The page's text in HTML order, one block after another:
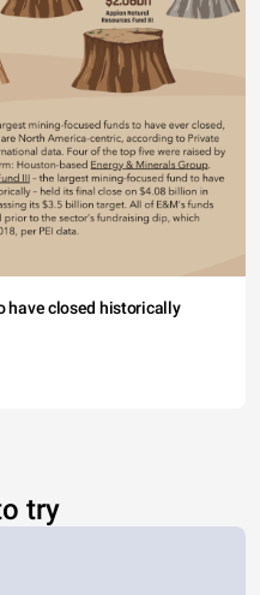
have closed historically
try